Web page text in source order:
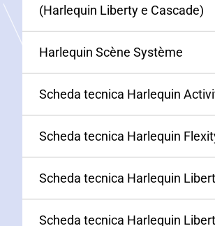
(Harlequin Liberty e Cascade)
Harlequin Scène Système
Scheda tecnica Harlequin
Scheda tecnica Harlequin
Scheda tecnica Harlequin
Scheda tecnica Harlequin